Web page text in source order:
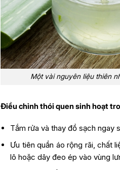
Một vài nguyên liệu thiên
Điều chỉnh thói quen sinh hoạt
Tắm rửa và thay đồ sạch ngay
Ưu tiên quần áo rộng rãi, chất
lô hoặc dây đeo ép vào vùng